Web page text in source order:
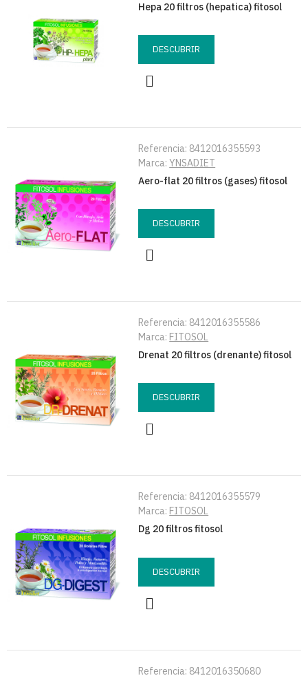
Hepa 20 filtros (hepatica) fitosol
DESCUBRIR
Referencia: 8412016355593
Marca:YNSADIET
Aero-flat 20 filtros (gases) fitosol
DESCUBRIR
Referencia: 8412016355586
Marca: FITOSOL
Drenat 20 filtros (drenante) fitosol
DESCUBRIR
Referencia: 8412016355579
Marca: FITOSOL
Dg 20 filtros fitosol
DESCUBRIR
Referencia: 8412016350680